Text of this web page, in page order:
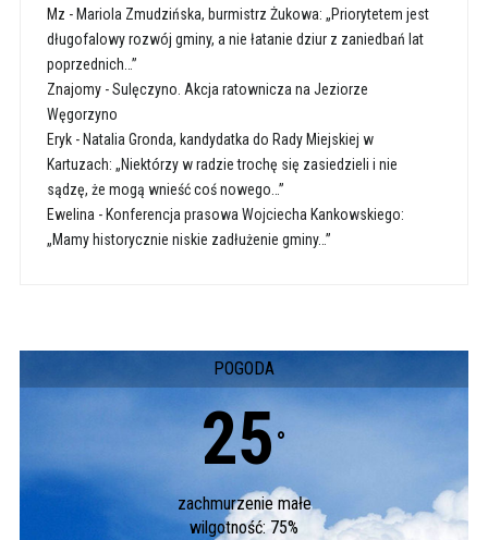
Mz - Mariola Zmudzińska, burmistrz Żukowa: „Priorytetem jest
długofalowy rozwój gminy, a nie łatanie dziur z zaniedbań lat
poprzednich…”
Znajomy-Sulęczyno. Akcja ratownicza na Jeziorze
Węgorzyno
Eryk- Natalia Gronda, kandydatka do Rady Miejskiej w
Kartuzach: „Niektórzy w radzie trochę się zasiedzieli i nie
sądzę, że mogą wnieść coś nowego…”
Ewelina - Konferencja prasowa Wojciecha Kankowskiego:
„Mamy historycznie niskie zadłużenie gminy…”
POGODA
25 °
zachmurzenie małe
wilgotność: 75%